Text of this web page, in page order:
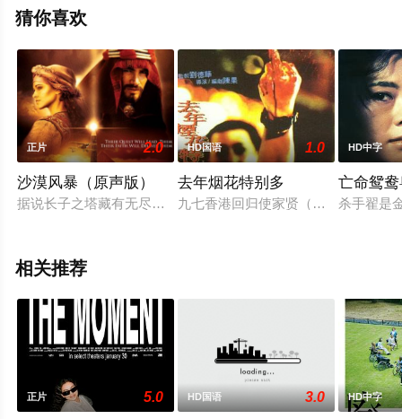
信息可移步至豆瓣电影、电视猫或剧情网等平台了解。
猜你喜欢
正片 2.0
沙漠风暴（原声版）
据说长子之塔藏有无尽的宝藏，引来了许多人的觊觎，也因此
HD国语 1.0
去年烟花特别多
九七香港回归使家贤（何华超）等5
HD中字
亡命鸳
杀手翟是
相关推荐
正片 5.0 HD国语 3.0 HD中字